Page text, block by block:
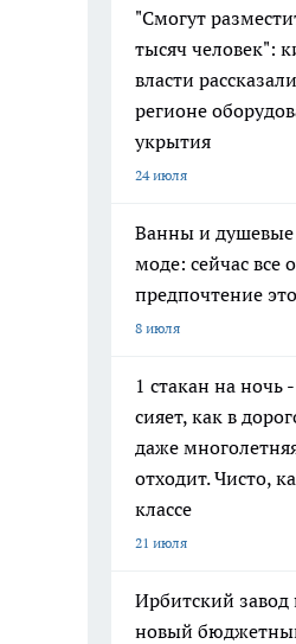
"Смогут
тысяч человек":
власти
регионе
укрытия
24 июля
Ванны и душевые
моде: сейчас все
предпочтение
8 июля
1 стакан на ночь
сияет, как в
даже
отходит. Чисто,
классе
21 июля
Ирбитский завод
новый